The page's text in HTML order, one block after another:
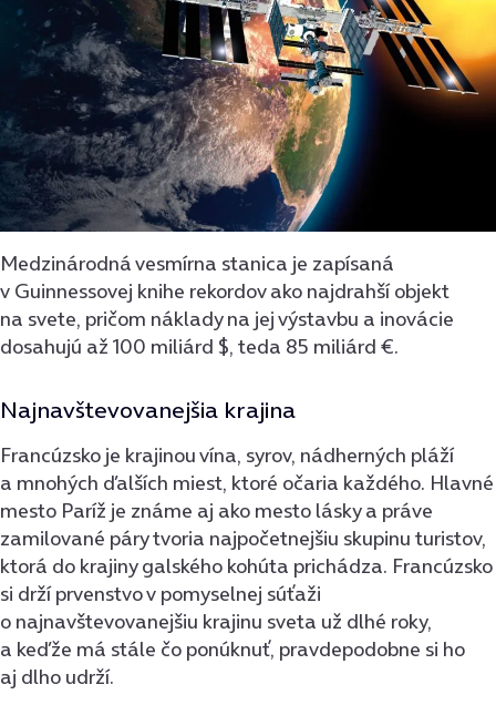
Medzinárodná vesmírna stanica je zapísaná
v Guinnessovej knihe rekordov ako najdrahší objekt
na svete, pričom náklady na jej výstavbu a inovácie
dosahujú až 100 miliárd $, teda 85 miliárd €.
Najnavštevovanejšia krajina
Francúzsko je krajinou vína, syrov, nádherných pláží
a mnohých ďalších miest, ktoré očaria každého. Hlavné
mesto Paríž je známe aj ako mesto lásky a práve
zamilované páry tvoria najpočetnejšiu skupinu turistov,
ktorá do krajiny galského kohúta prichádza. Francúzsko
si drží prvenstvo v pomyselnej súťaži
o najnavštevovanejšiu krajinu sveta už dlhé roky,
a keďže má stále čo ponúknuť, pravdepodobne si ho
aj dlho udrží.